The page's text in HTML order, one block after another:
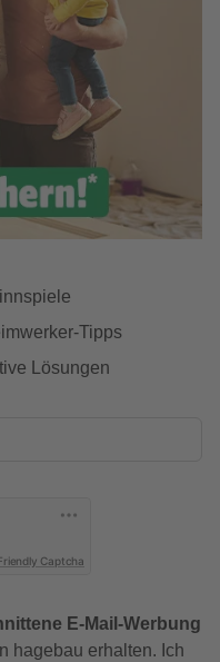
Tipps
Lösungen
Captcha
E-Mail-Werbung
hagebau erhalten. Ich